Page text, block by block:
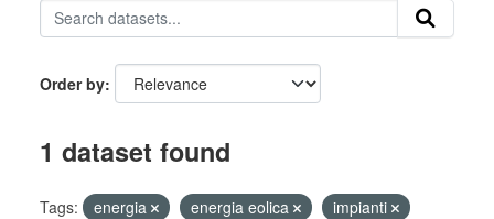
Order by
1 dataset found
Tags: energia energia eolica
impianti